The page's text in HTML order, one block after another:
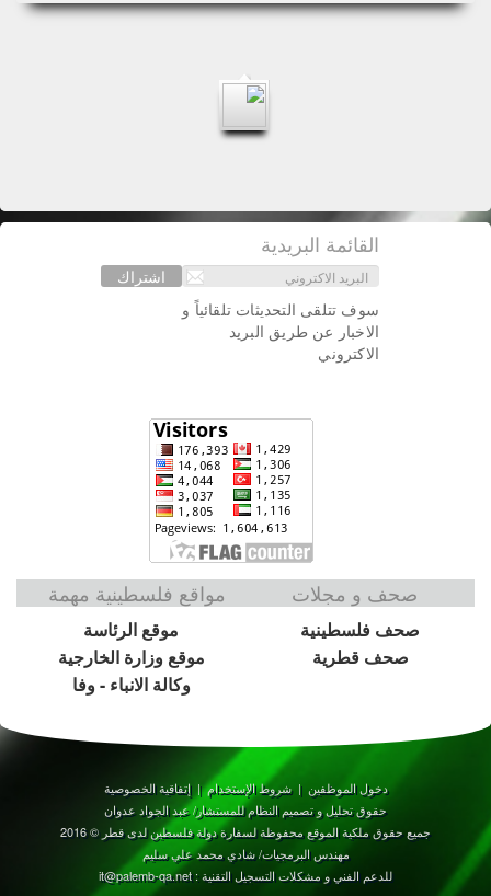
القائمة البريدية
اشتراك
سوف تتلقى التحديثات تلقائياً و
الاخبار عن طريق البريد
الاكتروني
صحف و مجلات مواقع فلسطينية مهمة
صحف فلسطينية
صحف قطرية
موقع الرئاسة
موقع وزارة الخارجية
وكالة الانباء - وفا
دخول الموظفين | شروط الإستخدام | إتفاقية الخصوصية
حقوق تحليل و تصميم النظام للمستشار/ عبد الجواد عدوان
جميع حقوق ملكية الموقع محفوظة لسفارة دولة فلسطين لدى قطر © 2016
مهندس البرمجيات/ شادي محمد علي سليم
للدعم الفني و مشكلات التسجيل التقنية : it@palemb-qa.net